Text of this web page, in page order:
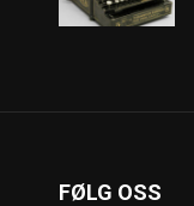
FØLG OSS